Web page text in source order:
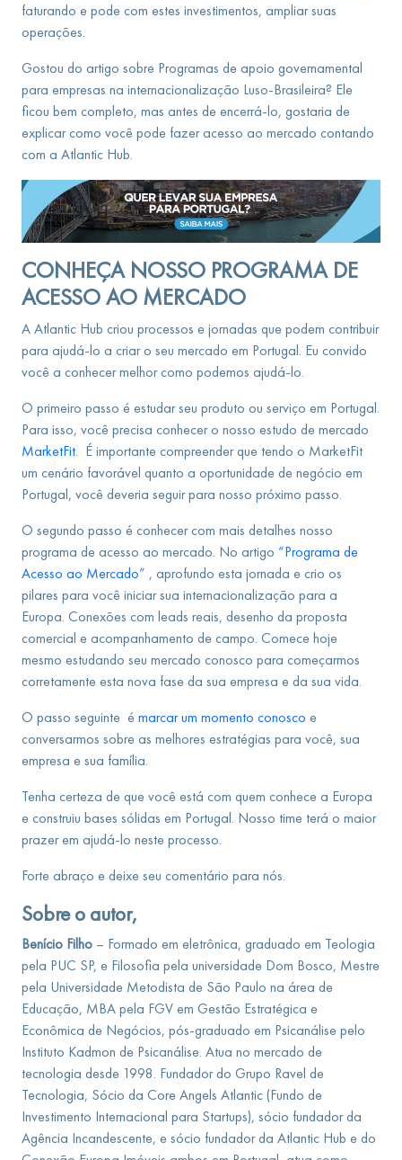
faturando e pode com estes investimentos, ampliar suas
operações.
Gostou do artigo sobre Programas de apoio governamental
para empresas na internacionalização Luso-Brasileira? Ele
ficou bem completo, mas antes de encerrá-lo, gostaria de
explicar como você pode fazer acesso ao mercado contando
com a Atlantic Hub.
CONHEÇA NOSSO PROGRAMA DE
ACESSO AO MERCADO
A Atlantic Hub criou processos e jornadas que podem contribuir
para ajudá-lo a criar o seu mercado em Portugal. Eu convido
você a conhecer melhor como podemos ajudá-lo.
O primeiro passo é estudar seu produto ou serviço em Portugal.
Para isso, você precisa conhecer o nosso estudo de mercado
MarketFit.
É importante compreender que tendo o MarketFit
um cenário favorável quanto a oportunidade de negócio em
Portugal, você deveria seguir para nosso próximo passo.
O segundo passo é conhecer com mais detalhes nosso
programa de acesso ao mercado. No artigo “Programa de
Acesso ao Mercado” , aprofundo esta jornada e crio os
pilares para você iniciar sua internacionalização para a
Europa. Conexões com leads reais, desenho da proposta
comercial e acompanhamento de campo. Comece hoje
mesmo estudando seu mercado conosco para começarmos
corretamente esta nova fase da sua empresa e da sua vida.
O passo seguinte é marcar um momento conosco e
conversarmos sobre as melhores estratégias para você, sua
empresa e sua família.
Tenha certeza de que você está com quem conhece a Europa
e construiu bases sólidas em Portugal. Nosso time terá o maior
prazer em ajudá-lo neste processo.
Forte abraço e deixe seu comentário para nós.
Sobre o autor,
Benício Filho – Formado em eletrônica, graduado em Teologia
pela PUC SP, e Filosofia pela universidade Dom Bosco, Mestre
pela Universidade Metodista de São Paulo na área de
Educação, MBA pela FGV em Gestão Estratégica e
Econômica de Negócios, pós-graduado em Psicanálise pelo
Instituto Kadmon de Psicanálise. Atua no mercado de
tecnologia desde 1998. Fundador do Grupo Ravel de
Tecnologia, Sócio da Core Angels Atlantic (Fundo de
Investimento Internacional para Startups), sócio fundador da
Agência Incandescente, e sócio fundador da Atlantic Hub e do